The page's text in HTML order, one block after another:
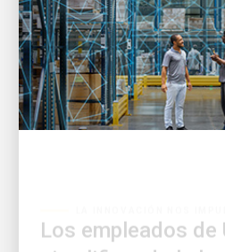
simplificando la